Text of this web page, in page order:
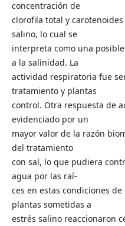
concentración de
clorofila total y
salino, lo cual se
interpreta como una
a la salinidad. La
actividad respiratoria fue
tratamiento y plantas
control. Otra respuesta de
evidenciado por un
mayor valor de la razón
del tratamiento
con sal, lo que pudiera
agua por las raí-
ces en estas condiciones
plantas sometidas a
estrés salino reaccionaron